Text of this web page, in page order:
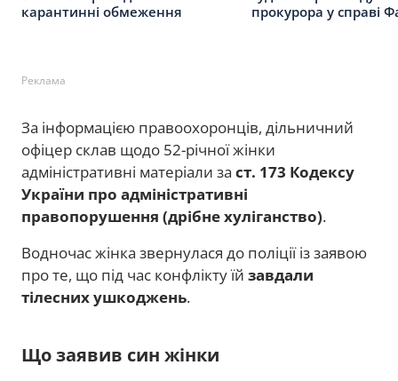
карантинні обмеження
прокурора у справі
Реклама
За інформацією правоохоронців, дільничний
офіцер склав щодо 52-річної жінки
адміністративні матеріали за ст. 173 Кодексу
України про адміністративні
правопорушення (дрібне хуліганство).
Водночас жінка звернулася до поліції із заявою
про те, що під час конфлікту їй завдали
тілесних ушкоджень.
Що заявив син жінки